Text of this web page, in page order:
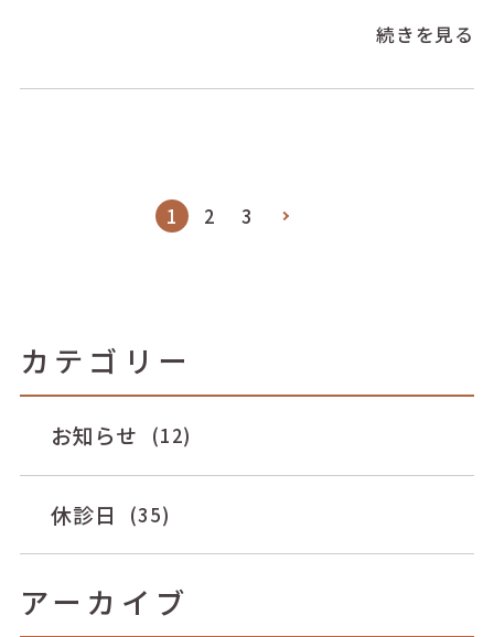
続きを見る
1 2 3
カテゴリー
お知らせ (12)
休診日 (35)
アーカイブ